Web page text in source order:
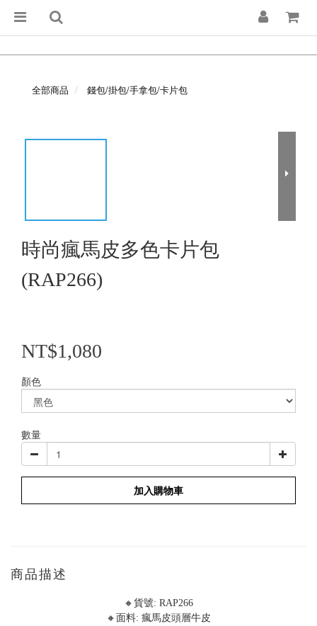
全部商品 錢包/掛包/手拿包/卡片包
時尚瘋馬皮多色卡片包
(RAP266)
NT$1,080
顏色
數量
加入購物車
商品描述
🔸貨號: RAP266
🔸面料: 瘋馬皮頭層牛皮